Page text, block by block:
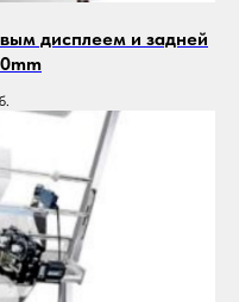
дисплеем и задней